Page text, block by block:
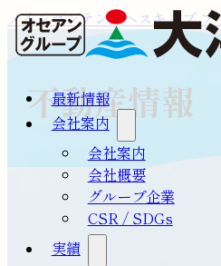
メインコンテンツへスキップフ
最新情報
会社案内
会社案内
会社概要
グループ企業
CSR / SDGs
実績
不動産情報